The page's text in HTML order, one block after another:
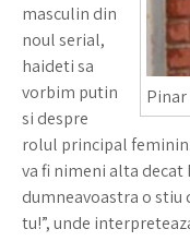
Pinar
masculin din
noul serial,
haideti sa
vorbim putin
si despre
rolul principal
va fi nimeni alta
dumneavoastra o stiu
tu!”, unde